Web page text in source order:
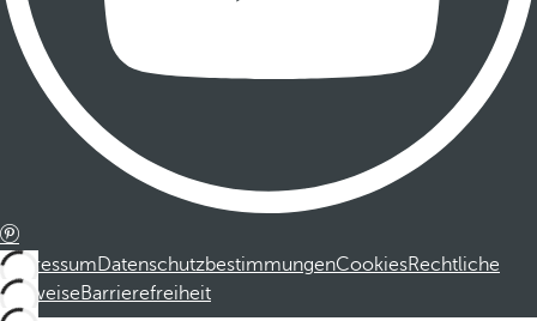
ImpressumDatenschutzbestimmungenCookiesRechtliche
HinweiseBarrierefreiheit